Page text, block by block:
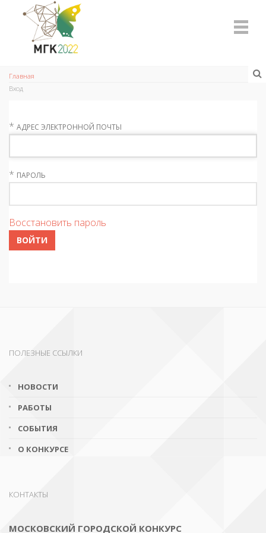
Главная
Вход
* АДРЕС ЭЛЕКТРОННОЙ ПОЧТЫ
* ПАРОЛЬ
Восстановить пароль
ВОЙТИ
ПОЛЕЗНЫЕ ССЫЛКИ
НОВОСТИ
РАБОТЫ
СОБЫТИЯ
О КОНКУРСЕ
КОНТАКТЫ
МОСКОВСКИЙ ГОРОДСКОЙ КОНКУРС